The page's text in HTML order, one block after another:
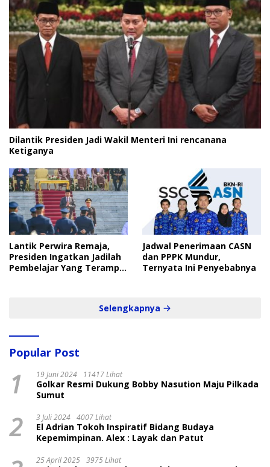
Dilantik Presiden Jadi Wakil Menteri Ini rencanana
Ketiganya
Lantik Perwira Remaja,
Presiden Ingatkan Jadilah
Pembelajar Yang Terampil
Jadwal Penerimaan CASN
dan PPPK Mundur,
Ternyata Ini Penyebabnya
Selengkapnya
Popular Post
1 19 Juni 2024 11417 Lihat
Golkar Resmi Dukung Bobby Nasution Maju Pilkada
Sumut
2 3 Juli 2024 4007 Lihat
El Adrian Tokoh Inspiratif Bidang Budaya
Kepemimpinan. Alex : Layak dan Patut
25 April 2025 3975 Lihat